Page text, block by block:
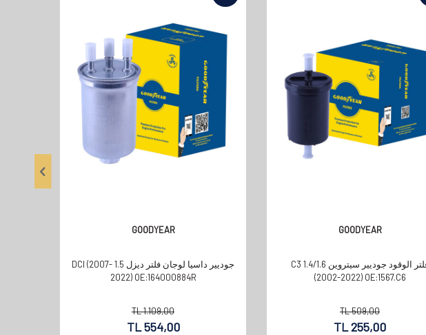
GOODYEAR
فلتر الوقود جوديير سيتروين C3 1.4/1.6
(2002-2022) OE:1567.C6
509,00
TL
255,00
TL
GOODYEAR
جوديير داسيا لوجان فلتر ديزل 1.5 DCI (2007-
2022) OE:164000884R
1.109,00
TL
554,00
TL